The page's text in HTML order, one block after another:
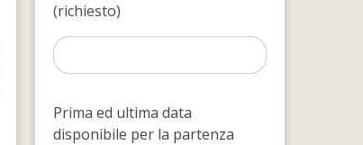
(richiesto)
Prima ed ultima data
disponibile per la partenza